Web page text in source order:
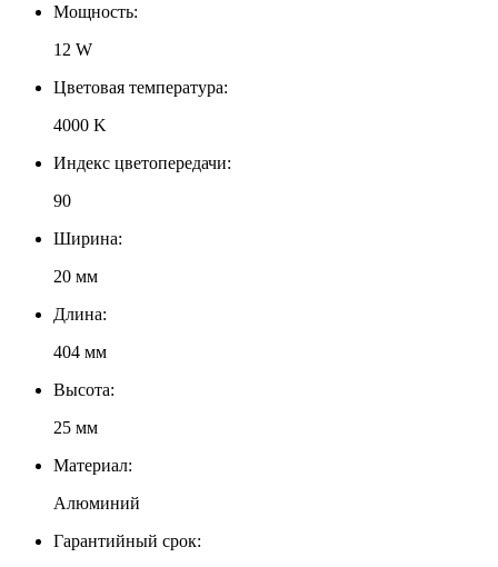
Мощность:
12 W
Цветовая температура:
4000 K
Индекс цветопередачи:
90
Ширина:
20 мм
Длина:
404 мм
Высота:
25 мм
Материал:
Алюминий
Гарантийный срок: